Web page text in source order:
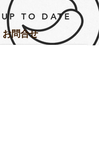
TO DATE
​お問合せ